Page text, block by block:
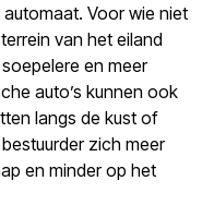
Voor wie niet
van het eiland
en meer
auto’s kunnen ook
langs de kust of
zich meer
en minder op het